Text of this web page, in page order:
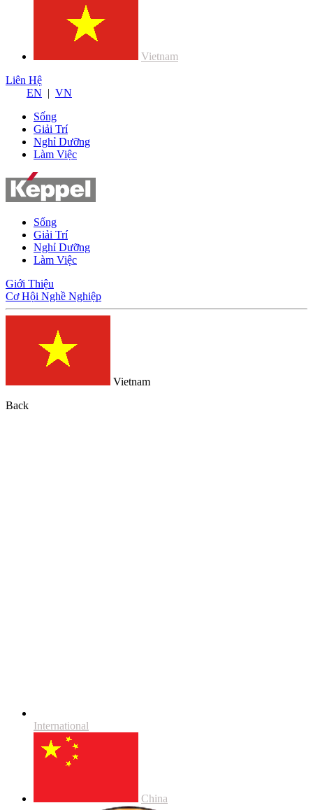
Vietnam
Liên Hệ
EN | VN
Sống
Giải Trí
Nghỉ Dưỡng
Làm Việc
Sống
Giải Trí
Nghỉ Dưỡng
Làm Việc
Giới Thiệu
Cơ Hội Nghề Nghiệp
Vietnam
Back
International
China